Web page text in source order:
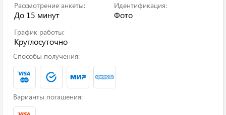
Рассмотрение анкеты:
До 15 минут
Идентификация:
Фото
График работы:
Круглосуточно
Способы получения:
Варианты погашения: